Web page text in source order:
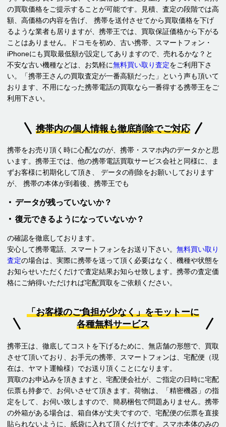
の買取価格をご提示することが可能です。見積、査定の段階では高
額、高価格の内容を告げ、 携帯を送付させてから買取価格を下げ
るような業者も居りますが、携帯王では、買取保証価格から下がる
ことはありません。ドコモを初め、古い携帯、スマートフォン・
iPhoneにも買取最低額が設定してありますので、売れるかな？と
不安な古い機種などは、お気軽に無料買い取り査定をご利用下さ
い。「携帯王さんの買取査定が一番高額だった」という声も頂いて
おります、不用になった携帯電話の買取なら一番得する携帯王をご
利用下さい。
携帯内の個人情報も徹底削除でご対応
携帯をお売り頂く時に心配なのが、携帯・スマホ内のデータかと思
います。携帯王では、他の携帯電話買取サービス会社と同様に、ま
ずお客様に初期化して頂き、 データの削除をお願いしております
が、 携帯の本体が到着後、携帯王でも
データが残っていないか？
復元できるようになっていないか？
の確認を徹底しております。
安心して携帯電話、スマートフォンをお送り下さい。 無料買い取り
査定の場合は、実際に携帯を送って頂く必要はなく、機種や状態を
お知らせいただくだけで査定結果お知らせ致します。携帯の査定価
格にご納得いただければ宅配買取をご依頼ください。
「お客様のご負担が少なく」をモットーに
各種無料サービス
携帯王は、徹底してコストを下げるために、無店舗の形態で、買取
させて頂いており、お手元の携帯、スマートフォンは、宅配便（現
在は、ヤマト運輸様）でお送り頂くことになります。
買取のお申込みを頂きますと、宅配便会社が、ご指定の日時に宅配
伝票も持参で、お伺いさせて頂きます。荷物は、「精密機器」の指
定をして、お伺い致しますので、簡易梱包で問題ありません。携帯
の外箱がある場合は、箱自体が丈夫ですので、宅配便の伝票を直接
貼られないように、紙袋に入れて頂くだけです。スマホ本体のみの